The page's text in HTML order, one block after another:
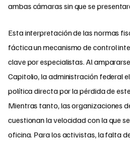
ambas cámaras sin que se
Esta interpretación de las normas
fáctica un mecanismo de control
clave por especialistas. Al
Capitolio, la administración federal
política directa por la pérdida de
Mientras tanto, las organizaciones
cuestionan la velocidad con la que
oficina. Para los activistas, la falta